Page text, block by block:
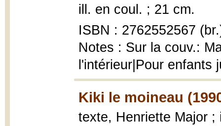
ill. en coul. ; 21 cm.
ISBN : 2762552567
Notes : Sur la couv.:
l'intérieur|Pour enfants
Kiki le moineau
texte, Henriette Major